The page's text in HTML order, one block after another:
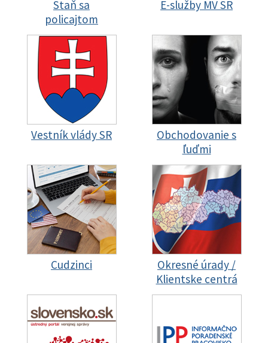
Staň sa
policajtom
E-služby MV SR
Vestník vlády SR
Obchodovanie s
ľuďmi
Cudzinci
Okresné úrady /
Klientske centrá